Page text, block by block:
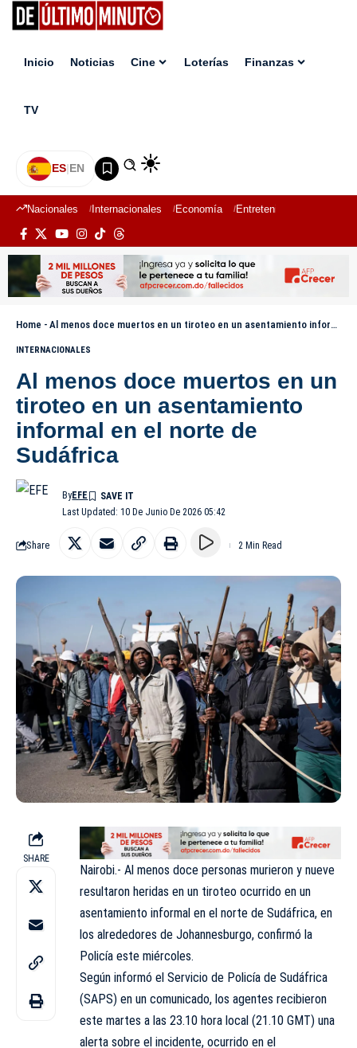
Inicio Noticias Cine Loterías Finanzas
TV
ES|EN
Nacionales Internacionales Economía Entretenimiento
Home - Al menos doce muertos en un tiroteo en un asentamiento informal en el norte de Sudáfrica
INTERNACIONALES
Al menos doce muertos en un
tiroteo en un asentamiento
informal en el norte de
Sudáfrica
Last Updated: 10 De Junio De 2026 05:42
ByEFE
Share 2 Min Read
SHARE
Nairobi.- Al menos doce personas murieron y nueve
resultaron heridas en un tiroteo ocurrido en un
asentamiento informal en el norte de Sudáfrica, en
los alrededores de Johannesburgo, confirmó la
Policía este miércoles.
Según informó el Servicio de Policía de Sudáfrica
(SAPS) en un comunicado, los agentes recibieron
este martes a las 23.10 hora local (21.10 GMT) una
alerta sobre el incidente, ocurrido en el